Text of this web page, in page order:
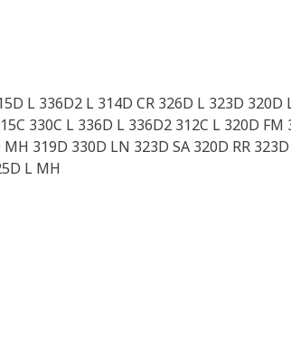
L 336D2 L 314D CR 326D L 323D
330C L 336D L 336D2 312C L 320D
319D 330D LN 323D SA 320D RR
L MH